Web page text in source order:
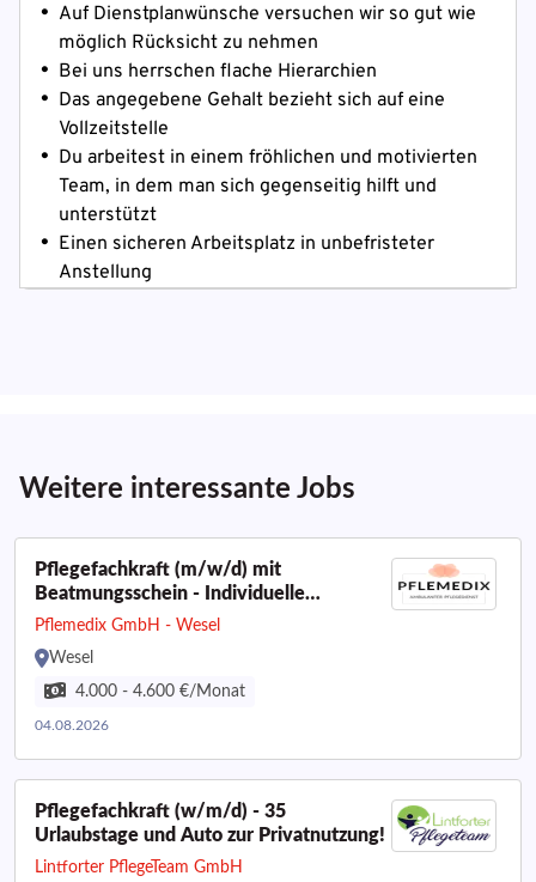
Weitere interessante Jobs
Pflegefachkraft (m/w/d) mit
Beatmungsschein - Individuelle
Intensivpflege in vertrauter Umgebung
Pflemedix GmbH - Wesel
Wesel
4.000 - 4.600 €/Monat
04.08.2026
Pflegefachkraft (w/m/d) - 35
Urlaubstage und Auto zur Privatnutzung!
Lintforter PflegeTeam GmbH